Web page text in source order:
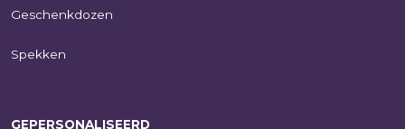
Geschenkdozen
Spekken
GEPERSONALISEERD